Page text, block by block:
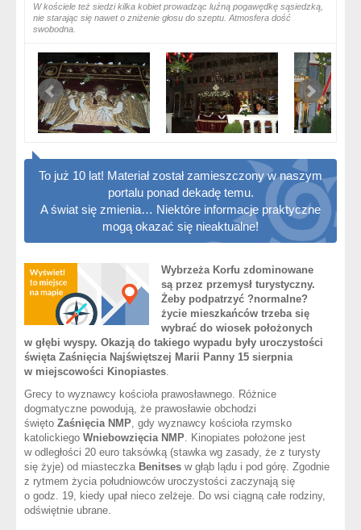
W kościele też siedzi kilka kobiet prowadząc luźną pogawędkę sąsiedzką,
nie starając się nawet o zniżenie głosu do szeptu. Atmosfera dość
swobodna.
To już 10 lat! Materiał został zamieszczony w naszym
portalu ponad dekadę temu.
A świat się zmienia… Niektóre informacje praktyczne
mogą okazać się nieaktualne!
Wybrzeża Korfu zdominowane
są przez przemysł turystyczny.
Żeby podpatrzyć ?normalne?
życie mieszkańców trzeba się
wybrać do wiosek położonych
w głębi wyspy. Okazją do takiego wypadu były uroczystości
święta Zaśnięcia Najświętszej Marii Panny 15 sierpnia
w miejscowości Kinopiastes
Grecy to wyznawcy kościoła prawosławnego. Różnice
dogmatyczne powodują, że prawosławie obchodzi
święto Zaśnięcia NMP , gdy wyznawcy kościoła rzymsko
katolickiego Wniebowzięcia NMP . Kinopiates położone jest
w odległości 20 euro taksówką (stawka wg zasady, że z turysty
się żyje) od miasteczka Benitses w głąb lądu i pod górę. Zgodnie
z rytmem życia południowców uroczystości zaczynają się
o godz. 19, kiedy upał nieco zelżeje. Do wsi ciągną całe rodziny,
odświętnie ubrane.